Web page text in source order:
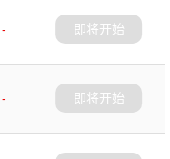
-
即将开始
-
即将开始